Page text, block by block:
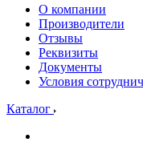
О компании
Производители
Отзывы
Реквизиты
Документы
Условия
Каталог